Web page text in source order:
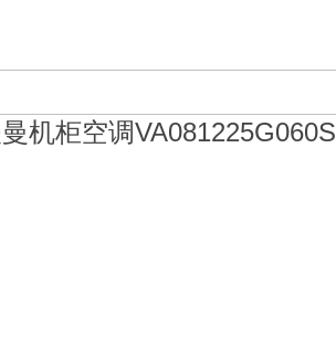
机柜空调VA081225G060S